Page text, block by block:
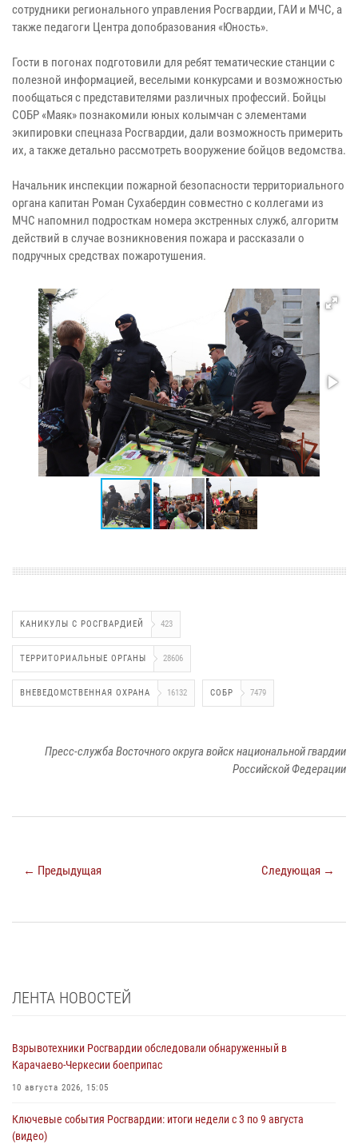
сотрудники регионального управления Росгвардии, ГАИ и МЧС, а
также педагоги Центра допобразования «Юность».
Гости в погонах подготовили для ребят тематические станции с
полезной информацией, веселыми конкурсами и возможностью
пообщаться с представителями различных профессий. Бойцы
СОБР «Маяк» познакомили юных колымчан с элементами
экипировки спецназа Росгвардии, дали возможность примерить
их, а также детально рассмотреть вооружение бойцов ведомства.
Начальник инспекции пожарной безопасности территориального
органа капитан Роман Сухабердин совместно с коллегами из
МЧС напомнил подросткам номера экстренных служб, алгоритм
действий в случае возникновения пожара и рассказали о
подручных средствах пожаротушения.
КАНИКУЛЫ С РОСГВАРДИЕЙ 423
ТЕРРИТОРИАЛЬНЫЕ ОРГАНЫ 28606
ВНЕВЕДОМСТВЕННАЯ ОХРАНА 16132 СОБР 7479
Пресс-служба Восточного округа войск национальной гвардии
Российской Федерации
← Предыдущая Следующая →
ЛЕНТА НОВОСТЕЙ
Взрывотехники Росгвардии обследовали обнаруженный в
Карачаево-Черкесии боеприпас
10 августа 2026, 15:05
Ключевые события Росгвардии: итоги недели с 3 по 9 августа
(видео)